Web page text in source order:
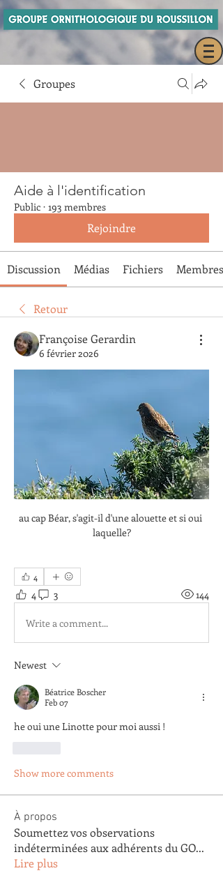
Groupes
Aide à l'identification
Public · 193 membres
Rejoindre
Discussion Médias Fichiers Membres
Retour
Françoise Gerardin
6 février 2026
au cap Béar, s'agit-il d'une alouette et si oui
laquelle?
4
4 3 144
Write a comment...
Newest
Béatrice Boscher
Feb 07
he oui une Linotte pour moi aussi !
Show more comments
À propos
Soumettez vos observations
indéterminées aux adhérents du GO...
Lire plus